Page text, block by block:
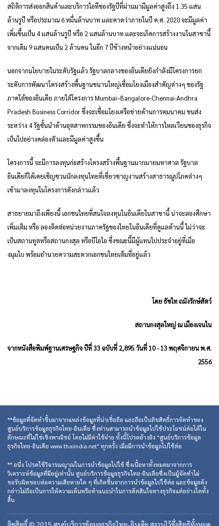
สถิติการส่งออกสินค้าและบริการไอทีของรัฐปีที่ผ่านมามีมูลค่าสูงถึง 1.35 แสน
ล้านรูปี หรือประมาณ 6 หมื่นล้านบาท และคาดว่าภายในปี ค.ศ. 2020 จะมีมูลค่า
เพิ่มขึ้นเป็น 4 แสนล้านรูปี หรือ 2 แสนล้านบาท และจะเกิดการสร้างงานในสาขานี้
จากเดิม 9 แสนคนเป็น 2 ล้านคน ในอีก 7 ปีข้างหน้าอย่างแน่นอน
นอกจากนโยบายในระดับรัฐแล้ว รัฐบาลกลางของอินเดียยังกำลังมีโครงการยก
ระดับการพัฒนาโครงสร้างพื้นฐานขนานใหญ่เชื่อมโยงเมืองสำคัญต่างๆ ของรัฐ
ภาคใต้ของอินเดีย ภายใต้โครงการ Mumbai–Bangalore-Chennai-Andhra
Pradesh Business Corridor ซึ่งจะเชื่อมโยงเครือข่ายด้านการคมนาคม ขนส่ง
ระหว่าง 4 รัฐชั้นนำด้านอุตสาหกรรมของอินเดีย ซึ่งจะทำให้การไหลเวียนของธุรกิจ
เป็นไปอย่างคล่องตัวและมีมูลค่าสูงขึ้น
โครงการนี้ จะมีการลงทุนก่อสร้างโครงสร้างพื้นฐานมากมายมหาศาล รัฐบาล
อินเดียก็ได้เคยเชิญชวนนักลงทุนไทยที่เชี่ยวชาญงานสร้างสาธารณูปโภคต่างๆ
เข้ามาลงทุนในโครงการดังกล่าวแล้ว
สาธยายมาถึงเพียงนี้ เอกชนไทยที่สนใจลงทุนในอินเดียในสาขานี้ น่าจะลองศึกษา
เพิ่มเติม หรือ ลองติดต่อหน่วยงานภาครัฐของไทยในอินเดียที่ดูแลด้านนี้ ไม่ว่าจะ
เป็นสถานทูตหรือสถานกงสุล หรือบีโอไอ ซึ่งขณะนี้มีผู้แทนไปประจำอยู่ที่เมือ
งมุมไบ พร้อมอำนวยความสะดวกเอกชนไทยเต็มที่อยู่แล้ว
โดย ธัชไท ถมังรักษ์สัตว์
สถานกงสุลใหญ่ ณ เมืองเจนไน
จากหนังสือพิมพ์ฐานเศรษฐกิจ ปีที่ 33 ฉบับที่ 2,895 วันที่ 10 - 13 พฤศจิกายน พ.ศ.
2556
**ข้อมูลที่จัดทำขึ้นมาจากแหล่งข้อมูลที่น่าเชื่อถือ และถือเป็นลิขสิทธิ์การจัดทำของ
ศูนย์บริการข้อมูลธุรกิจไทย-อินเดีย ซึ่งท่านสามารถนำข้อมูลไปใช้ประโยชน์ต่อได้ใน
ลักษณะที่ไม่ใช่เชิงพาณิชย์ โดยไม่มีค่าใช้จ่าย ทั้งนี้โปรดอ้างอิง "ศูนย์บริการข้อมูล
ธุรกิจไทย-อินเดีย www.thaiindia.net" ทุกครั้ง เมื่อมีการนำข้อมูลไปใช้ต่อ
** อนึ่ง โปรดใช้วิจารณญาณในการนำข้อมูลไปใช้ ซึ่งเนื้อหาทั้งหมดมาจากการ
วิเคราะห์ข้อมูลที่มีอยู่เท่านั้น ศูนย์บริการข้อมูลธุรกิจไทย-อินเดียซึ่งเป็นผู้จัดทำไม่
ขอรับผิดชอบต่อความเสียหายใด ๆ ที่เกิดขึ้นจากการนำข้อมูลไปใช้ต่อ และข้อมูลดัง
กล่าวไม่ถือเป็นการให้ความเห็นหรือคำแนะนำในการตัดสินใจทางธุรกิจแต่อย่างใดทั้ง
สิ้น
ลิขสิทธิ์ © 2015 ศูนย์บริการข้อมูลธุรกิจไทย-อินเดีย สงวนไว้ซึ่งสิทธิทั้งหมด